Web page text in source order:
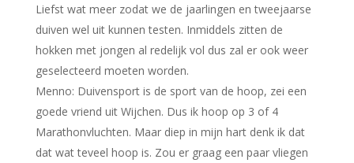
Liefst wat meer zodat we de jaarlingen en tweejaarse
duiven wel uit kunnen testen. Inmiddels zitten de
hokken met jongen al redelijk vol dus zal er ook weer
geselecteerd moeten worden.
Menno: Duivensport is de sport van de hoop, zei een
goede vriend uit Wijchen. Dus ik hoop op 3 of 4
Marathonvluchten. Maar diep in mijn hart denk ik dat
dat wat teveel hoop is. Zou er graag een paar vliegen